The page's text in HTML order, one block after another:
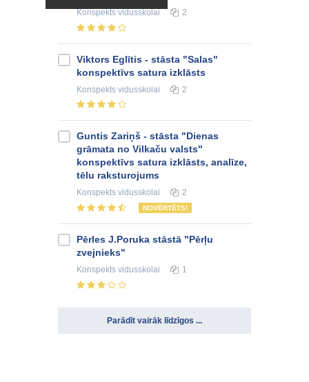
Konspektsvidusskolai 2
Viktors Eglītis - stāsta "Salas"
konspektīvs satura izklāsts
Konspekts vidusskolai 2
Guntis Zariņš - stāsta "Dienas
grāmata no Vilkaču valsts"
konspektīvs satura izklāsts, analīze,
tēlu raksturojums
Konspekts vidusskolai 2
NOVĒRTĒTS!
Pērles J.Poruka stāstā "Pērļu
zvejnieks"
Konspekts vidusskolai 1
Parādīt vairāk līdzīgos ...